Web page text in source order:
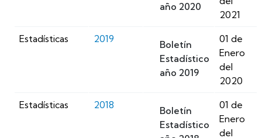
año 2020
2021
Estadísticas 2019
Boletín
Estadístico
año 2019
01 de
Enero
del
2020
Estadísticas 2018
Boletín
Estadístico
01 de
Enero
del